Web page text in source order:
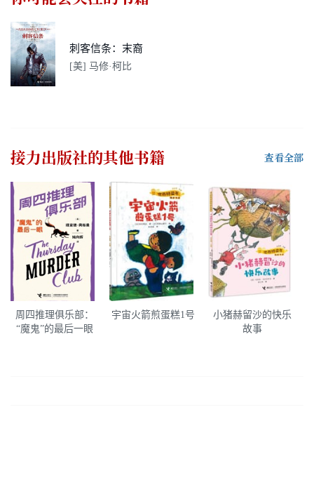
刺客信条：末裔
[美] 马修·柯比
接力出版社的其他书籍 查看全部
周四推理俱乐部：
“魔鬼”的最后一眼
宇宙火箭煎蛋糕1号
小猪赫留沙的快乐
故事